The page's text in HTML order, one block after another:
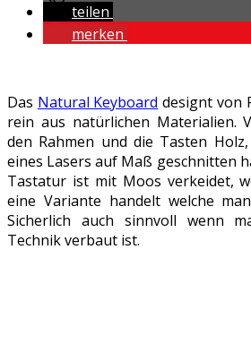
teilen
merken
Das Natural Keyboard designt von
rein aus natürlichen Materialien.
den Rahmen und die Tasten
eines Lasers auf Maß geschnitten
Tastatur ist mit Moos verkeidet,
eine Variante handelt welche
Sicherlich auch sinnvoll wenn
Technik verbaut ist.